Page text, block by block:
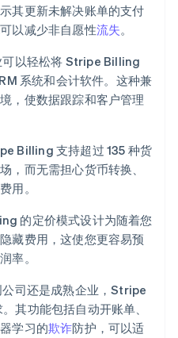
其更新未解决账单的支付
以减少非自愿性流失。
可以轻松将 Stripe Billing
系统和会计软件。这种兼
，使数据跟踪和客户管理
Billing 支持超过 135 种货
，而无需担心货币转换、
用。
的定价模式设计为随着您
藏费用，这使您更容易预
率。
司还是成熟企业，Stripe
其功能包括自动开账单、
学习的欺诈防护，可以适